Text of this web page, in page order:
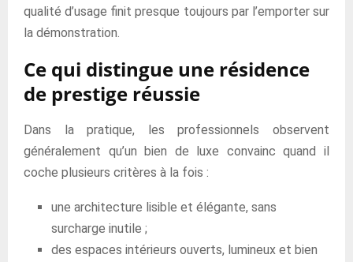
qualité d’usage finit presque toujours par l’emporter sur
la démonstration.
Ce qui distingue une résidence
de prestige réussie
Dans la pratique, les professionnels observent
généralement qu’un bien de luxe convainc quand il
coche plusieurs critères à la fois :
une architecture lisible et élégante, sans
surcharge inutile ;
des espaces intérieurs ouverts, lumineux et bien